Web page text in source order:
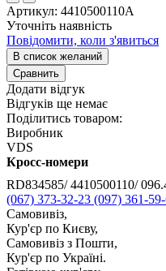
Артикул: 4410500110A
Уточніть наявність
Повідомити, коли з'явиться
В список желаний
Сравнить
Додати відгук
Відгуків ще немає
Поділитись товаром:
Виробник
VDS
Кросс-номери
RD834585/ 4410500110/
(067) 373-32-23 (097) 361-59-
Самовивіз,
Кур'єр по Києву,
Самовивіз з Пошти,
Кур'єр по Україні.